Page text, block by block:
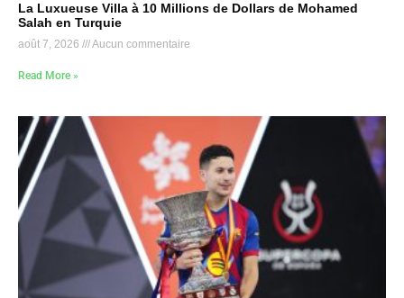
La Luxueuse Villa à 10 Millions de Dollars de Mohamed
Salah en Turquie
août 7, 2026 Aucun commentaire
Read More »